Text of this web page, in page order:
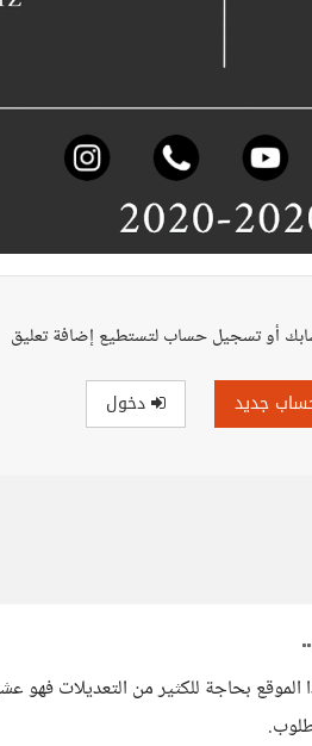
أو تسجيل حساب لتستطيع إضافة تعليق
جديد دخول
الموقع بحاجة للكثير من التعديلات